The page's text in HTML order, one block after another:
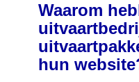
Waarom
hun